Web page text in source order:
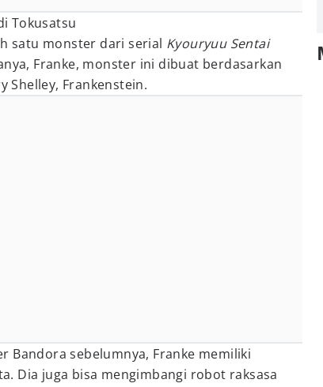
satu monster dari serial Kyouryuu Sentai
Franke, monster ini dibuat berdasarkan
Shelley, Frankenstein.
Bandora sebelumnya, Franke memiliki
Dia juga bisa mengimbangi robot raksasa